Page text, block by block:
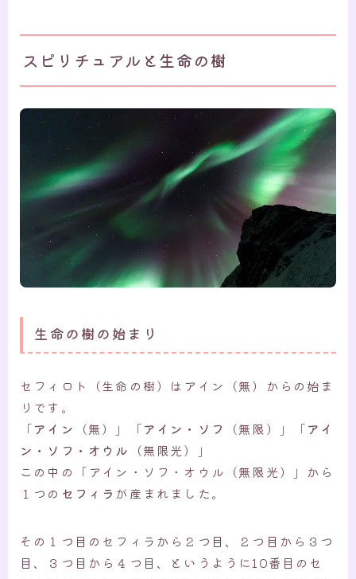
スピリチュアルと生命の樹
生命の樹の始まり
セフィロト（生命の樹）はアイン（無）からの始ま
りです。
「アイン （無）」「アイン・ソフ （無限）」「アイ
ン・ソフ・オウル
（無限光）」
この中の「アイン・ソフ・オウル（無限光）」から
１つの セフィラ が産まれました。
その１つ目のセフィラから２つ目、２つ目から３つ
目、３つ目から４つ目、というように10番目のセ